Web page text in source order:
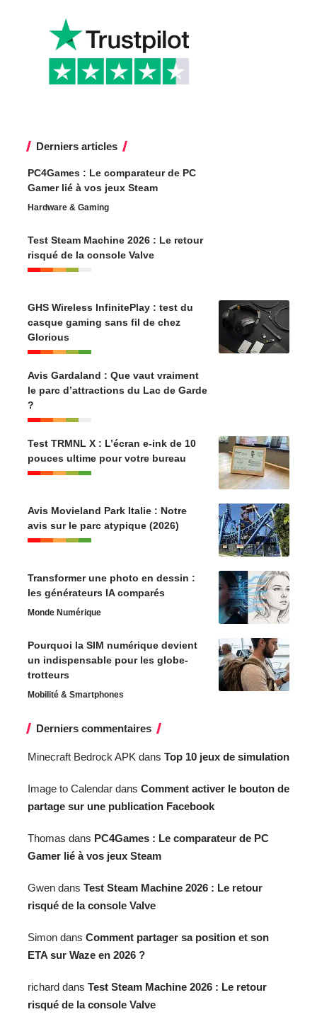
Derniers articles
PC4Games : Le comparateur de PC
Gamer lié à vos jeux Steam
Hardware & Gaming
Test Steam Machine 2026 : Le retour
risqué de la console Valve
GHS Wireless InfinitePlay : test du
casque gaming sans fil de chez
Glorious
Avis Gardaland : Que vaut vraiment
le parc d’attractions du Lac de Garde
?
Test TRMNL X : L’écran e-ink de 10
pouces ultime pour votre bureau
Avis Movieland Park Italie : Notre
avis sur le parc atypique (2026)
Transformer une photo en dessin :
les générateurs IA comparés
Monde Numérique
Pourquoi la SIM numérique devient
un indispensable pour les globe-
trotteurs
Mobilité & Smartphones
Derniers commentaires
Minecraft Bedrock APK dans Top 10 jeux de simulation
Image to Calendar dans Comment activer le bouton de
partage sur une publication Facebook
Thomas dans PC4Games : Le comparateur de PC
Gamer lié à vos jeux Steam
Gwen dans Test Steam Machine 2026 : Le retour
risqué de la console Valve
Simon dans Comment partager sa position et son
ETA sur Waze en 2026 ?
richard dans Test Steam Machine 2026 : Le retour
risqué de la console Valve